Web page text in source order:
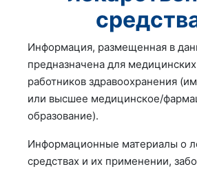
Информация, размещенная в
предназначена для
работников здравоохранения
или высшее медицинское/
образование).
Информационные материалы о
средствах и их применении,